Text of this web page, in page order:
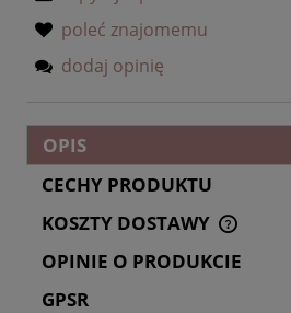
poleć znajomemu
dodaj opinię
OPIS
CECHY PRODUKTU
KOSZTY DOSTAWY
CENA NIE ZAWIERA
PŁATNOŚCI
OPINIE O PRODUKCIE
GPSR